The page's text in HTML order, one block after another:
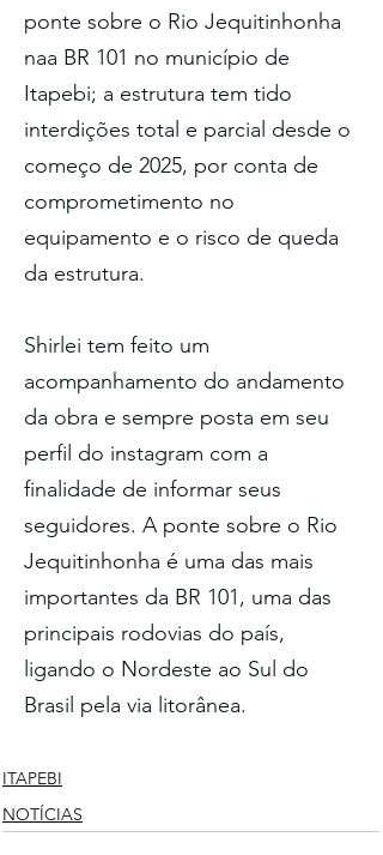
ponte sobre o Rio Jequitinhonha
naa BR 101 no município de
Itapebi; a estrutura tem tido
interdições total e parcial desde o
começo de 2025, por conta de
comprometimento no
equipamento e o risco de queda
da estrutura.
Shirlei tem feito um
acompanhamento do andamento
da obra e sempre posta em seu
perfil do instagram com a
finalidade de informar seus
seguidores. A ponte sobre o Rio
Jequitinhonha é uma das mais
importantes da BR 101, uma das
principais rodovias do país,
ligando o Nordeste ao Sul do
Brasil pela via litorânea.
ITAPEBI
NOTÍCIAS